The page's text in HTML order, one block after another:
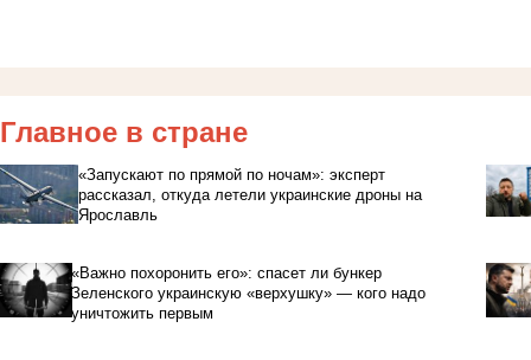
Главное в стране
«Запускают по прямой по ночам»: эксперт
рассказал, откуда летели украинские дроны на
Ярославль
«Важно похоронить его»: спасет ли бункер
Зеленского украинскую «верхушку» — кого надо
уничтожить первым